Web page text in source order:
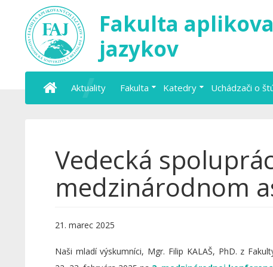
Fakulta
jazykov
Aktuality Fakulta Katedry Uchádzači o
Vedecká
medzinárodnom
21. marec 2025
Naši mladí výskumníci, Mgr. Filip KALAŠ, PhD. z